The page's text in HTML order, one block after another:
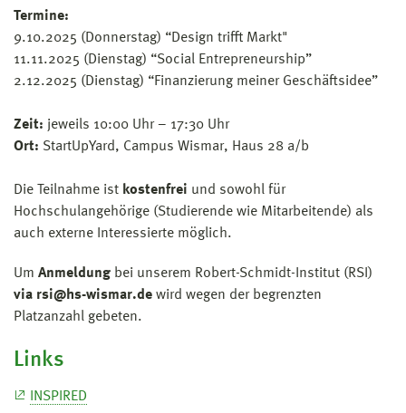
Termine:
9.10.2025 (Donnerstag) “Design trifft Markt"
11.11.2025 (Dienstag) “Social Entrepreneurship”
2.12.2025 (Dienstag) “Finanzierung meiner Geschäftsidee”
Zeit: jeweils 10:00 Uhr – 17:30 Uhr
Ort: StartUpYard, Campus Wismar, Haus 28 a/b
Die Teilnahme ist kostenfrei und sowohl für
Hochschulangehörige (Studierende wie Mitarbeitende) als
auch externe Interessierte möglich.
Um Anmeldung bei unserem Robert-Schmidt-Institut (RSI)
via rsi@hs-wismar.de wird wegen der begrenzten
Platzanzahl gebeten.
Links
INSPIRED